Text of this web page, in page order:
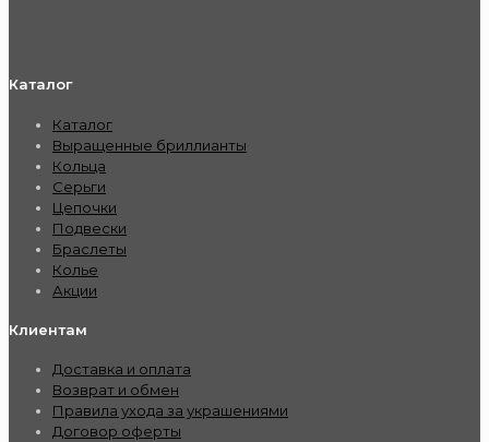
Каталог
Каталог
Выращенные бриллианты
Кольца
Серьги
Цепочки
Подвески
Браслеты
Колье
Акции
Клиентам
Доставка и оплата
Возврат и обмен
Правила ухода за украшениями
Договор оферты